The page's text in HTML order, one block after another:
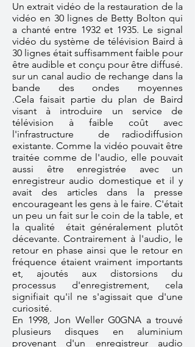
Un extrait vidéo de la restauration de la
vidéo en 30 lignes de Betty Bolton qui
a chanté entre 1932 et 1935. Le signal
vidéo du système de télévision Baird à
30 lignes était suffisamment faible pour
être audible et conçu pour être diffusé.
sur un canal audio de rechange dans la
bande des ondes moyennes
.Cela faisait partie du plan de Baird
visant à introduire un service de
télévision à faible coût avec
l'infrastructure de radiodiffusion
existante. Comme la vidéo pouvait être
traitée comme de l'audio, elle pouvait
aussi être enregistrée avec un
enregistreur audio domestique et il y
avait des articles dans la presse
encourageant les gens à le faire. C'était
un peu un fait sur le coin de la table, et
la qualité était généralement plutôt
décevante. Contrairement à l'audio, le
retour en phase ainsi que le retour en
fréquence étaient vraiment importants
et, ajoutés aux distorsions du
processus d'enregistrement, cela
signifiait qu'il ne s'agissait que d'une
curiosité.
En 1998, Jon Weller G0GNA a trouvé
plusieurs disques en aluminium
provenant d'un enregistreur audio